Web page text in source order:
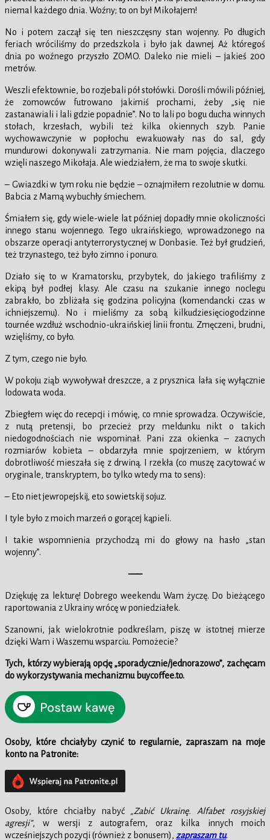
niemal każdego dnia. Woźny; to on był Mikołajem!
No i potem zaczął się ten nieszczęsny stan wojenny. Po długich
feriach wróciliśmy do przedszkola i było jak dawnej. Aż któregoś
dnia po woźnego przyszło ZOMO. Daleko nie mieli – jakieś 200
metrów.
Weszli efektownie, bo rozjebali pół stołówki. Dorośli mówili później,
że zomowców futrowano jakimiś prochami, żeby „się nie
zastanawiali i lali gdzie popadnie”. No to lali po bogu ducha winnych
stołach, krzesłach, wybili też kilka okiennych szyb. Panie
wychowawczynie w popłochu ewakuowały nas do sal, gdy
mundurowi dokonywali zatrzymania. Nie mam pojęcia, dlaczego
wzięli naszego Mikołaja. Ale wiedziałem, że ma to swoje skutki.
– Gwiazdki w tym roku nie będzie – oznajmiłem rezolutnie w domu.
Babcia z Mamą wybuchły śmiechem.
Śmiałem się, gdy wiele-wiele lat później dopadły mnie okoliczności
innego stanu wojennego. Tego ukraińskiego, wprowadzonego na
obszarze operacji antyterrorystycznej w Donbasie. Też był grudzień,
też trzynastego, też było zimno i ponuro.
Działo się to w Kramatorsku, przybytek, do jakiego trafiliśmy z
ekipą był podłej klasy. Ale czasu na szukanie innego noclegu
zabrakło, bo zbliżała się godzina policyjna (komendancki czas w
ichniejszemu). No i mieliśmy za sobą kilkudziesięciogodzinne
tournée wzdłuż wschodnio-ukraińskiej linii frontu. Zmęczeni, brudni,
wzięliśmy, co było.
Z tym, czego nie było.
W pokoju ziąb wywoływał dreszcze, a z prysznica lała się wyłącznie
lodowata woda.
Zbiegłem więc do recepcji i mówię, co mnie sprowadza. Oczywiście,
z nutą pretensji, bo przecież przy meldunku nikt o takich
niedogodnościach nie wspominał. Pani zza okienka – zacnych
rozmiarów kobieta – obdarzyła mnie spojrzeniem, w którym
dobrotliwość mieszała się z drwiną. I rzekła (co muszę zacytować w
oryginale, transkryptem, bo tylko wtedy ma to sens):
– Eto niet jewropejskij, eto sowietskij sojuz.
I tyle było z moich marzeń o gorącej kąpieli.
I takie wspomnienia przychodzą mi do głowy na hasło „stan
wojenny”.
—–
Dziękuję za lekturę! Dobrego weekendu Wam życzę. Do bieżącego
raportowania z Ukrainy wrócę w poniedziałek.
Szanowni, jak wielokrotnie podkreślam, piszę w istotnej mierze
dzięki Wam i Waszemu wsparciu. Pomożecie?
Tych, którzy wybierają opcję „sporadycznie/jednorazowo”, zachęcam
do wykorzystywania mechanizmu buycoffee.to.
Osoby, które chciałyby czynić to regularnie, zapraszam na moje
konto na Patronite:
Osoby, które chciałby nabyć „Zabić Ukrainę. Alfabet rosyjskiej
agresji”, w wersji z autografem, oraz kilka innych moich
wcześniejszych pozycji (również z bonusem), zapraszam tu.